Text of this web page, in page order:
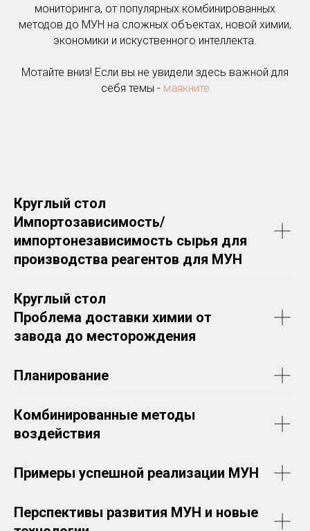
мониторинга, от популярных комбинированных
методов до МУН на сложных объектах, новой химии,
экономики и искуственного интеллекта.
Мотайте вниз! Если вы не увидели здесь важной для
себя темы - маякните
Круглый стол
Импортозависимость/
импортонезависимость сырья для
производства реагентов для МУН
Круглый стол
Проблема доставки химии от
завода до месторождения
Планирование
Комбинированные методы
воздействия
Примеры успешной реализации МУН
Перспективы развития МУН и новые